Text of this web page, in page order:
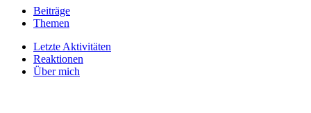
Beiträge
Themen
Letzte Aktivitäten
Reaktionen
Über mich